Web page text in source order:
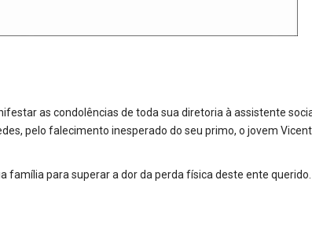
as condolências de toda sua diretoria à assistente
pelo falecimento inesperado do seu primo, o jovem
família para superar a dor da perda física deste ente querido.